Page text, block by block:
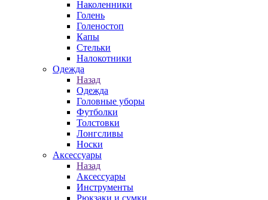
Наколенники
Голень
Голеностоп
Капы
Стельки
Налокотники
Одежда
Назад
Одежда
Головные уборы
Футболки
Толстовки
Лонгсливы
Носки
Аксессуары
Назад
Аксессуары
Инструменты